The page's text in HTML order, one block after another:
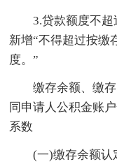
3.贷款额度不超
新增“不得超过按缴
度。”
缴存余额、缴存
同申请人公积金账
系数
(一)缴存余额认